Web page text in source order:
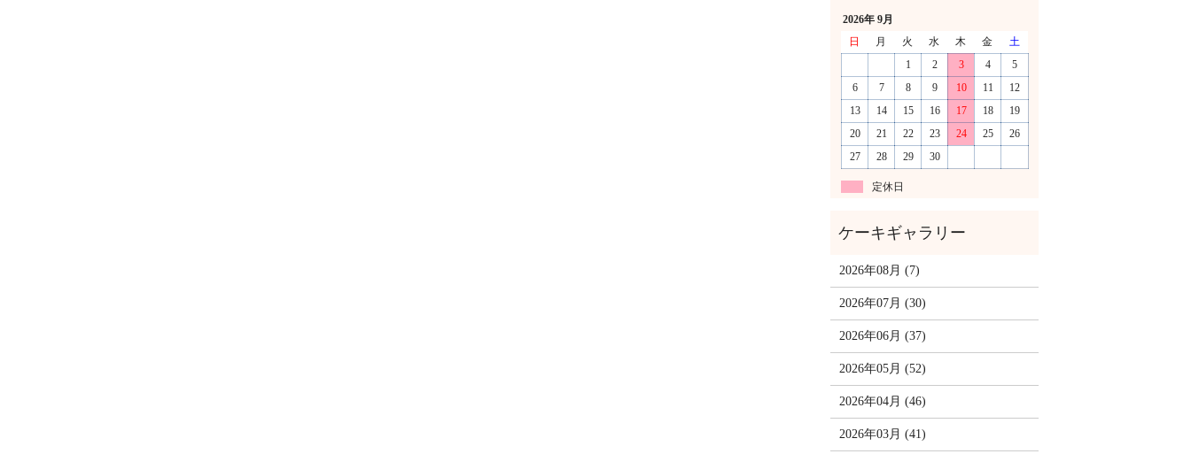
2026年 9月
日
月 火 水 木 金
土
1
2 3 4
5
6
7 8 9 10 11
12
13
14 15 16 17 18
19
20
21 22 23 24 25
26
27
28 29 30
定休日
2026年08月 (7)
2026年07月 (30)
2026年06月 (37)
2026年05月 (52)
2026年04月 (46)
2026年03月 (41)